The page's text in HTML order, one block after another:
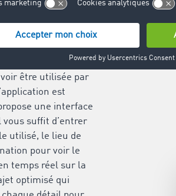
est
être utilisée par
est
une interface
suffit d’entrer
utilisé, le lieu de
pour voir le
temps réel sur la
optimisé qui